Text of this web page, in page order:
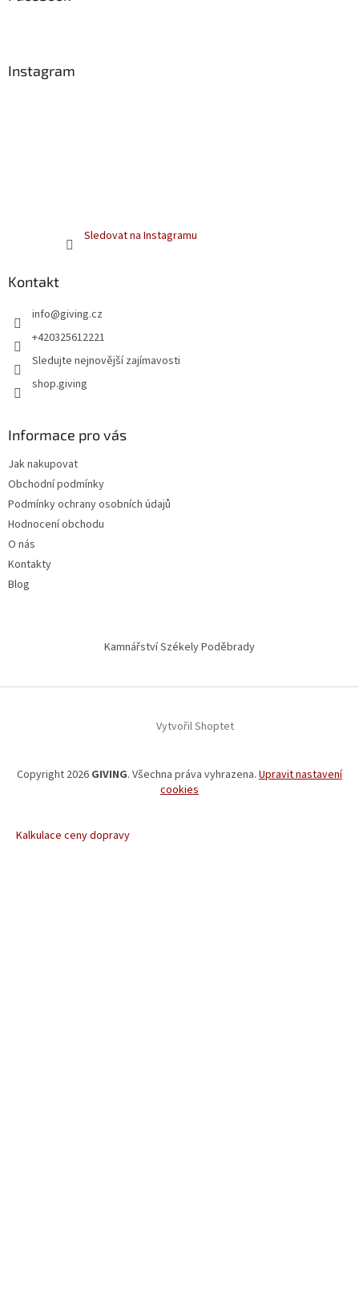
Instagram
Sledovat na Instagramu
Kontakt
info@giving.cz
+420325612221
Sledujte nejnovější zajímavosti
shop.giving
Informace pro vás
Jak nakupovat
Obchodní podmínky
Podmínky ochrany osobních údajů
Hodnocení obchodu
O nás
Kontakty
Blog
Kamnářství Székely Poděbrady
Vytvořil Shoptet
Copyright 2026 GIVING. Všechna práva vyhrazena. Upravit nastavení
cookies
Kalkulace ceny dopravy